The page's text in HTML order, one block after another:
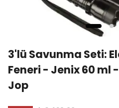
3'lü Savunma Seti:
Feneri - Jenix 60 ml
Jop